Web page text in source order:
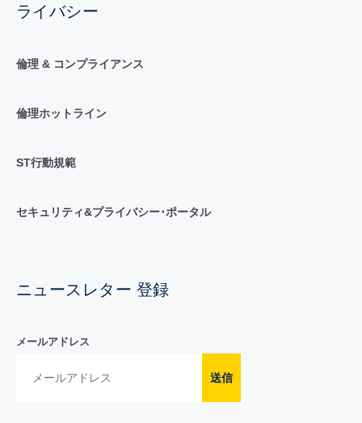
ライバシー
倫理 & コンプライアンス
倫理ホットライン
ST行動規範
セキュリティ&プライバシー･ポータル
ニュースレター 登録
メールアドレス
送信